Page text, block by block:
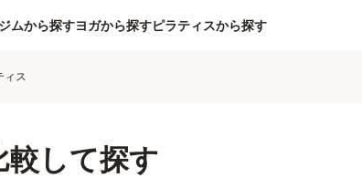
ムから探すヨガから探すピラティスから探す
ィス
して探す